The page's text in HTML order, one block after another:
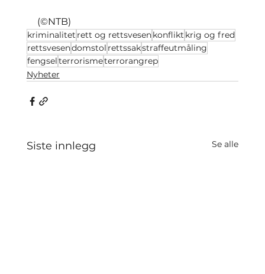
(©NTB)
kriminalitet rett og rettsvesenkonflikt krig og fred
rettsvesendomstol rettssakstraffeutmåling
fengselterrorismeterrorangrep
Nyheter
Siste innlegg Se alle